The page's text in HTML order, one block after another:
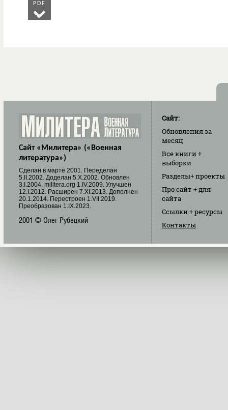
PDF
Сайт «Милитера» («Военная
литература»)
Cделан в марте 2001. Переделан
5.II.2002. Доделан 5.X.2002. Обновлен
3.I.2004. militera.org 1.IV.2009. Улучшен
12.I.2012. Расширен 7.XI.2013. Дополнен
20.1.2014. Перестроен 1.VII.2019.
Преобразован 1.IX.2023.
2001 © Олег Рубецкий
Сайт:
Обновленияза
месяц
Все книги+
выборки
Разделы+ проекты
Про сайт + для
сайта
Ссылки+ ресурсы
Контакты